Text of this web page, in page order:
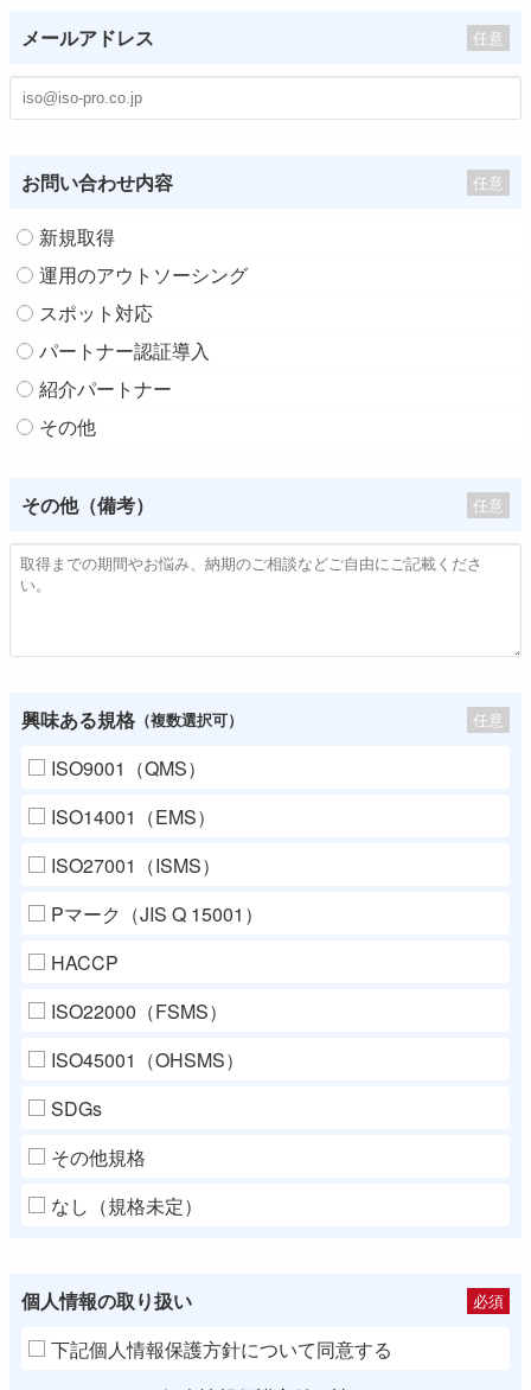
メールアドレス 任意
お問い合わせ内容 任意
新規取得
運用のアウトソーシング
スポット対応
パートナー認証導入
紹介パートナー
その他
その他（備考） 任意
興味ある規格 （複数選択可） 任意
ISO9001（QMS）
ISO14001（EMS）
ISO27001（ISMS）
Pマーク（JIS Q 15001）
HACCP
ISO22000（FSMS）
ISO45001（OHSMS）
SDGs
その他規格
なし（規格未定）
個人情報の取り扱い 必須
下記個人情報保護方針について同意する